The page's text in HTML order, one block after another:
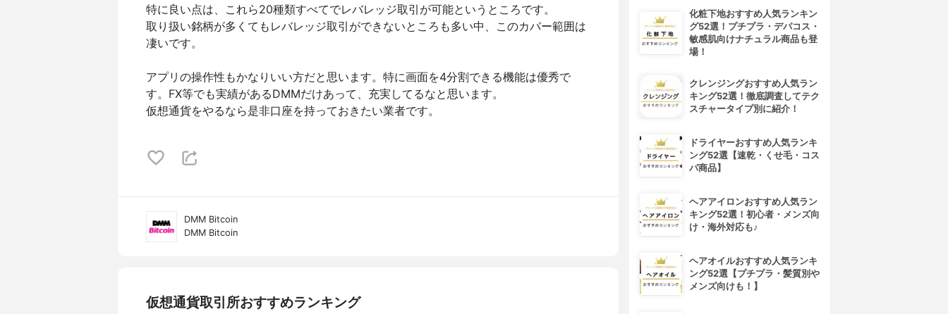
特に良い点は、これら20種類すべてでレバレッジ取引が可能というところです。
取り扱い銘柄が多くてもレバレッジ取引ができないところも多い中、このカバー範囲は
凄いです。
アプリの操作性もかなりいい方だと思います。特に画面を4分割できる機能は優秀で
す。FX等でも実績があるDMMだけあって、充実してるなと思います。
仮想通貨をやるなら是非口座を持っておきたい業者です。
DMM Bitcoin
DMM Bitcoin
仮想通貨取引所おすすめランキング
化粧下地おすすめ人気ランキン
グ52選！プチプラ・デパコス・
敏感肌向けナチュラル商品も登
場！
クレンジングおすすめ人気ラン
キング52選！徹底調査してテク
スチャータイプ別に紹介！
ドライヤーおすすめ人気ランキ
ング52選【速乾・くせ毛・コス
パ商品】
ヘアアイロンおすすめ人気ラン
キング52選！初心者・メンズ向
け・海外対応も♪
ヘアオイルおすすめ人気ランキ
ング52選【プチプラ・髪質別や
メンズ向けも！】